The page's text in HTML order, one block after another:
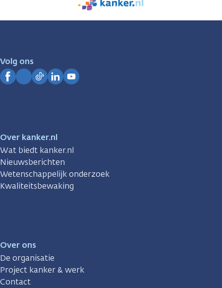
We
zijn
Volg ons
Over kanker.nl
Wat biedt kanker.nl
Nieuwsberichten
Wetenschappelijk onderzoek
Kwaliteitsbewaking
Over ons
De organisatie
Project kanker & werk
Contact